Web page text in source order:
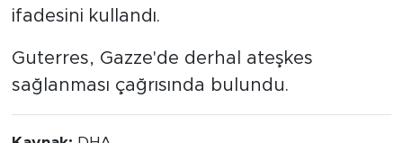
ifadesini kullandı.
Guterres, Gazze'de derhal ateşkes
sağlanması çağrısında bulundu.